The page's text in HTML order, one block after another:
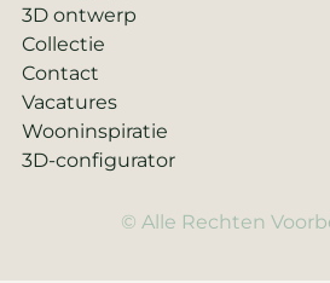
3D ontwerp
Collectie
Contact
Vacatures
Wooninspiratie
3D-configurator
© Alle Rechten